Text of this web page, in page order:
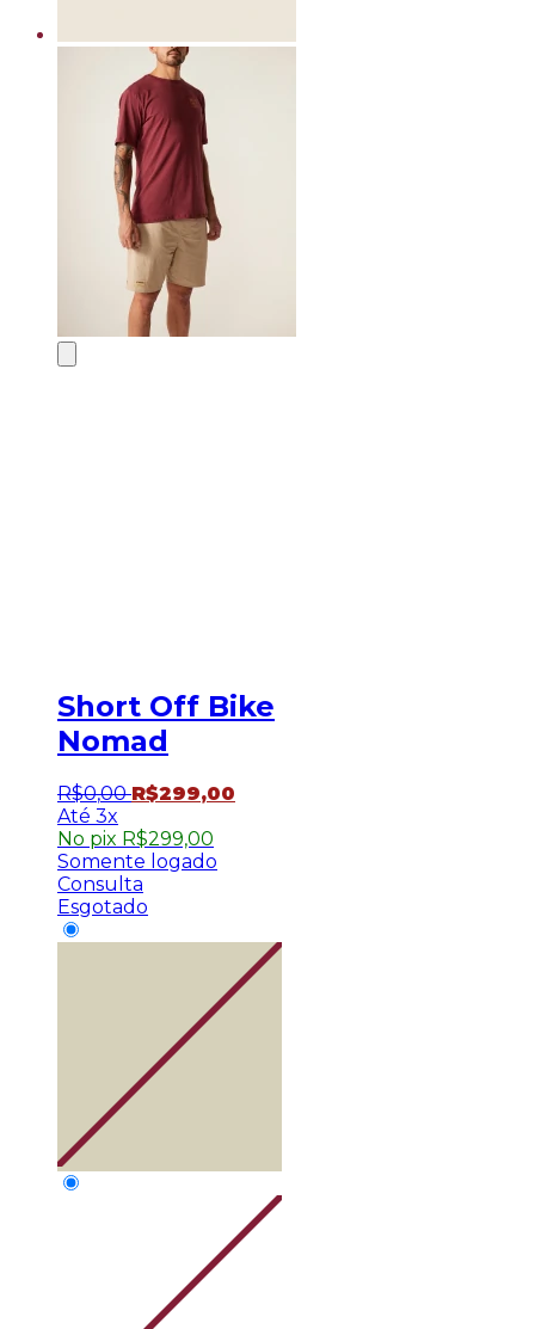
Short Off Bike
Nomad
R$0,00 R$299,00
3x
No pix R$299,00
Somente logado
Consulta
Esgotado